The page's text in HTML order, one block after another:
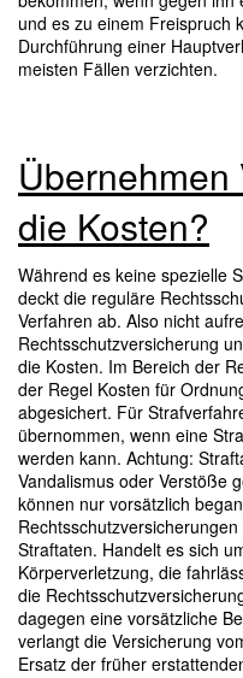
und es zu einem Freispruch
Durchführung einer
meisten Fällen verzichten.
Übernehmen
die Kosten?
Während es keine spezielle
deckt die reguläre
Verfahren ab. Also nicht
Rechtsschutzversicherung
die Kosten. Im Bereich der
der Regel Kosten für
abgesichert. Für
übernommen, wenn eine
werden kann. Achtung:
Vandalismus oder Verstöße
können nur vorsätzlich
Straftaten. Handelt es sich
Körperverletzung, die
die
dagegen eine vorsätzliche
verlangt die Versicherung
Ersatz der früher